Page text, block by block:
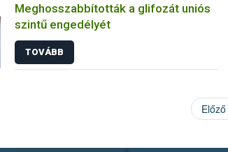
Meghosszabbították a glifozát uniós
szintű engedélyét
TOVÁBB
Előző